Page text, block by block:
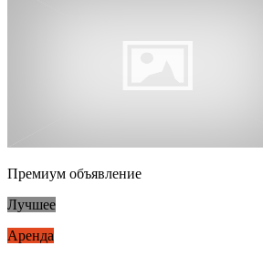
Премиум объявление
Лучшее
Аренда